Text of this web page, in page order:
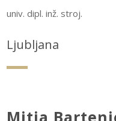
univ. dipl. inž. stroj.
Ljubljana
Mitja